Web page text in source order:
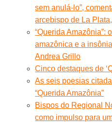
sem anulá-lo”,
arcebispo de La
“Querida Amazônia”:
amazônica e a
Andrea Grillo
Cinco destaques de
As seis poesias
“Querida Amazônia”
Bispos do Regional
como impulso para